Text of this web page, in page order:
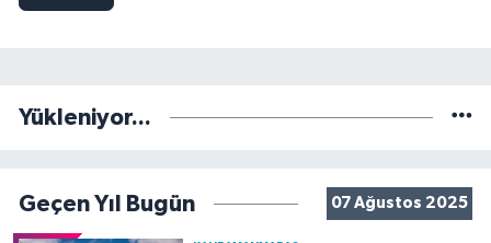
Yükleniyor...
Geçen Yıl Bugün 07 Ağustos 2025